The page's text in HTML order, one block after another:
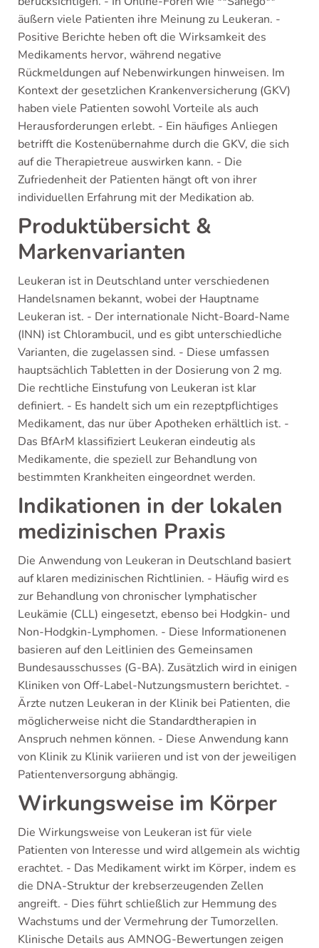
äußern viele Patienten ihre Meinung zu Leukeran. -
Positive Berichte heben oft die Wirksamkeit des
Medikaments hervor, während negative
Rückmeldungen auf Nebenwirkungen hinweisen. Im
Kontext der gesetzlichen Krankenversicherung (GKV)
haben viele Patienten sowohl Vorteile als auch
Herausforderungen erlebt. - Ein häufiges Anliegen
betrifft die Kostenübernahme durch die GKV, die sich
auf die Therapietreue auswirken kann. - Die
Zufriedenheit der Patienten hängt oft von ihrer
individuellen Erfahrung mit der Medikation ab.
Produktübersicht &
Markenvarianten
Leukeran ist in Deutschland unter verschiedenen
Handelsnamen bekannt, wobei der Hauptname
Leukeran ist. - Der internationale Nicht-Board-Name
(INN) ist Chlorambucil, und es gibt unterschiedliche
Varianten, die zugelassen sind. - Diese umfassen
hauptsächlich Tabletten in der Dosierung von 2 mg.
Die rechtliche Einstufung von Leukeran ist klar
definiert. - Es handelt sich um ein rezeptpflichtiges
Medikament, das nur über Apotheken erhältlich ist. -
Das BfArM klassifiziert Leukeran eindeutig als
Medikamente, die speziell zur Behandlung von
bestimmten Krankheiten eingeordnet werden.
Indikationen in der lokalen
medizinischen Praxis
Die Anwendung von Leukeran in Deutschland basiert
auf klaren medizinischen Richtlinien. - Häufig wird es
zur Behandlung von chronischer lymphatischer
Leukämie (CLL) eingesetzt, ebenso bei Hodgkin- und
Non-Hodgkin-Lymphomen. - Diese Informationenen
basieren auf den Leitlinien des Gemeinsamen
Bundesausschusses (G-BA). Zusätzlich wird in einigen
Kliniken von Off-Label-Nutzungsmustern berichtet. -
Ärzte nutzen Leukeran in der Klinik bei Patienten, die
möglicherweise nicht die Standardtherapien in
Anspruch nehmen können. - Diese Anwendung kann
von Klinik zu Klinik variieren und ist von der jeweiligen
Patientenversorgung abhängig.
Wirkungsweise im Körper
Die Wirkungsweise von Leukeran ist für viele
Patienten von Interesse und wird allgemein als wichtig
erachtet. - Das Medikament wirkt im Körper, indem es
die DNA-Struktur der krebserzeugenden Zellen
angreift. - Dies führt schließlich zur Hemmung des
Wachstums und der Vermehrung der Tumorzellen.
Klinische Details aus AMNOG-Bewertungen zeigen